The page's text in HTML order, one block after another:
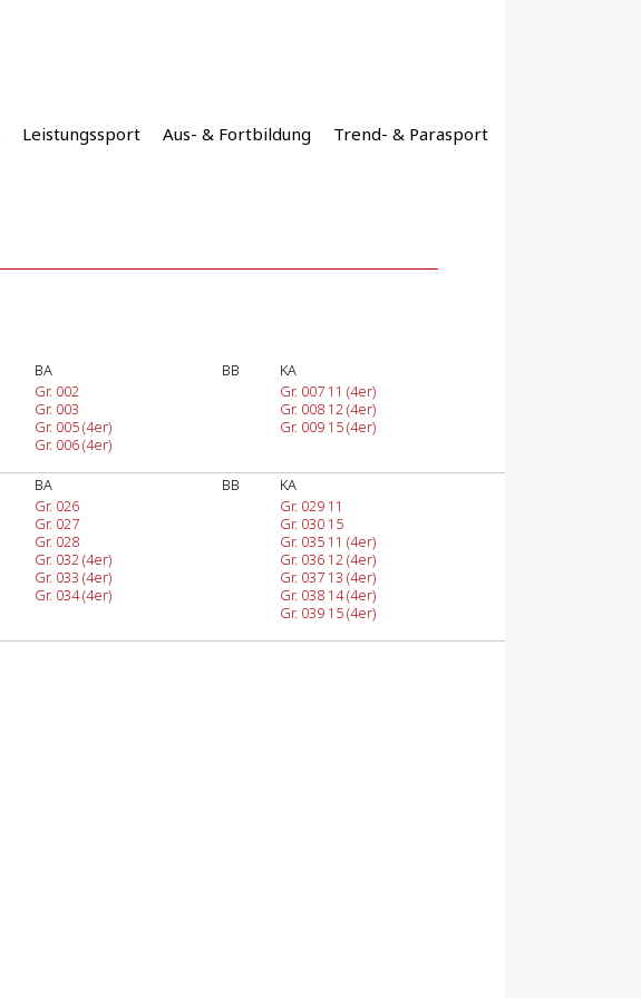
Leistungssport Aus- & Fortbildung Trend- & Parasport
BA BB
KA
Gr. 002
Gr. 003
Gr. 005 (4er)
Gr. 006 (4er)
Gr. 007 11 (4er)
Gr. 008 12 (4er)
Gr. 009 15 (4er)
BA BB
KA
Gr. 026
Gr. 027
Gr. 028
Gr. 032 (4er)
Gr. 033 (4er)
Gr. 034 (4er)
Gr. 029 11
Gr. 030 15
Gr. 035 11 (4er)
Gr. 036 12 (4er)
Gr. 037 13 (4er)
Gr. 038 14 (4er)
Gr. 039 15 (4er)